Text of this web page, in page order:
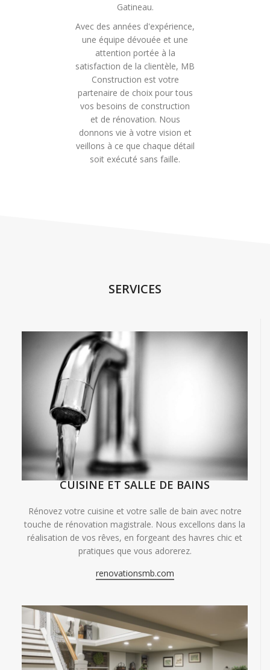
Gatineau.
Avec des années d'expérience,
une équipe dévouée et une
attention portée à la
satisfaction de la clientèle, MB
Construction est votre
partenaire de choix pour tous
vos besoins de construction
et de rénovation. Nous
donnons vie à votre vision et
veillons à ce que chaque détail
soit exécuté sans faille.
SERVICES
CUISINE ET SALLE DE BAINS
Rénovez votre cuisine et votre salle de bain avec notre
touche de rénovation magistrale. Nous excellons dans la
réalisation de vos rêves, en forgeant des havres chic et
pratiques que vous adorerez.
renovationsmb.com